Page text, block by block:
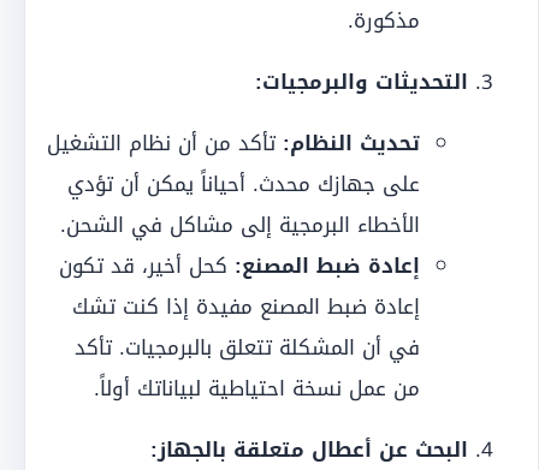
مذكورة.
التحديثات والبرمجيات:
تحديث النظام: تأكد من أن نظام التشغيل
على جهازك محدث. أحياناً يمكن أن تؤدي
الأخطاء البرمجية إلى مشاكل في الشحن.
إعادة ضبط المصنع: كحل أخير، قد تكون
إعادة ضبط المصنع مفيدة إذا كنت تشك
في أن المشكلة تتعلق بالبرمجيات. تأكد
من عمل نسخة احتياطية لبياناتك أولاً.
البحث عن أعطال متعلقة بالجهاز: